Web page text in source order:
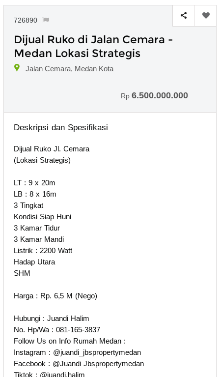
726890
Dijual Ruko di Jalan Cemara -
Medan Lokasi Strategis
Jalan Cemara, Medan Kota
Rp 6.500.000.000
Deskripsi dan Spesifikasi
Dijual Ruko Jl. Cemara
(Lokasi Strategis)
LT : 9 x 20m
LB : 8 x 16m
3 Tingkat
Kondisi Siap Huni
3 Kamar Tidur
3 Kamar Mandi
Listrik : 2200 Watt
Hadap Utara
SHM
Harga : Rp. 6,5 M (Nego)
Hubungi : Juandi Halim
No. Hp/Wa : 081-165-3837
Follow Us on Info Rumah Medan :
Instagram : @juandi_jbspropertymedan
Facebook : @Juandi Jbspropertymedan
Tiktok : @juandi.halim